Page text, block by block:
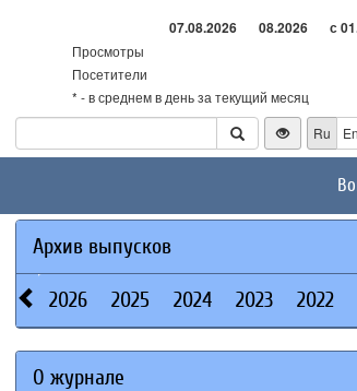
07.08.2026 08.2026 с
Просмотры
Посетители
* - в среднем в день за текущий месяц
Ru
En
Архив выпусков
2026 2025 2024 2023 2022
О журнале